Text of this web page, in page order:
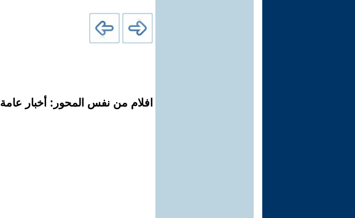
افلام من نفس المحور: أخبار عامة